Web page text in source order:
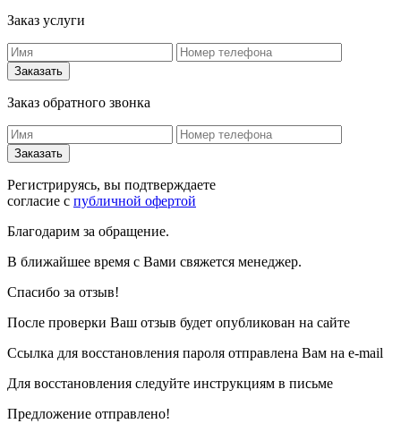
Заказ услуги
Заказ обратного звонка
Регистрируясь, вы подтверждаете
согласие с публичной офертой
Благодарим за обращение.
В ближайшее время с Вами свяжется менеджер.
Спасибо за отзыв!
После проверки Ваш отзыв будет опубликован на сайте
Ссылка для восстановления пароля отправлена Вам на e‑mail
Для восстановления следуйте инструкциям в письме
Предложение отправлено!